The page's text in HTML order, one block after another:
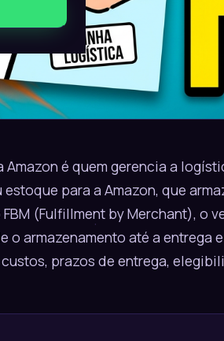
é quem gerencia a
para a Amazon, que
(Fulfillment by Merchant), o
armazenamento até a entrega
prazos de entrega,